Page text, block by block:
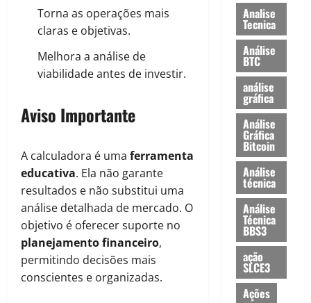
Torna as operações mais
claras e objetivas.
Melhora a análise de
viabilidade antes de investir.
Aviso Importante
A calculadora é uma ferramenta
educativa. Ela não garante
resultados e não substitui uma
análise detalhada de mercado. O
objetivo é oferecer suporte no
planejamento financeiro,
permitindo decisões mais
conscientes e organizadas.
Analise
Tecnica
Análise
BTC
análise
gráfica
Análise
Gráfica
Bitcoin
Análise
técnica
Análise
Técnica
BBS3
ação
SLCE3
Ações